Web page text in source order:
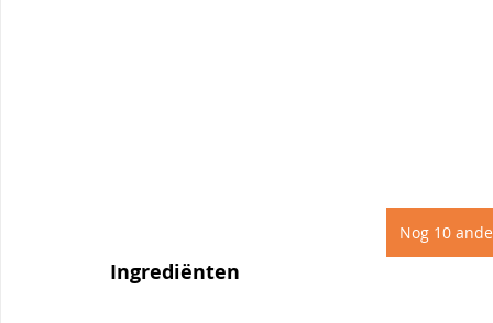
Nog 10
Ingrediënten